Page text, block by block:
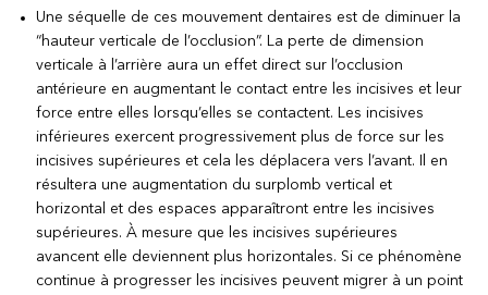
Une séquelle de ces mouvement dentaires est de diminuer la
“hauteur verticale de l’occlusion”. La perte de dimension
verticale à l’arrière aura un effet direct sur l’occlusion
antérieure en augmentant le contact entre les incisives et leur
force entre elles lorsqu’elles se contactent. Les incisives
inférieures exercent progressivement plus de force sur les
incisives supérieures et cela les déplacera vers l’avant. Il en
résultera une augmentation du surplomb vertical et
horizontal et des espaces apparaîtront entre les incisives
supérieures. À mesure que les incisives supérieures
avancent elle deviennent plus horizontales. Si ce phénomène
continue à progresser les incisives peuvent migrer à un point